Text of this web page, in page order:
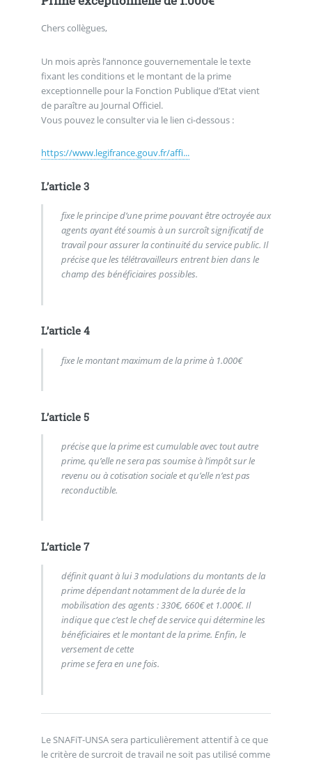
Chers collègues,
Un mois après l’annonce gouvernementale le texte
fixant les conditions et le montant de la prime
exceptionnelle pour la Fonction Publique d’Etat vient
de paraître au Journal Officiel.
Vous pouvez le consulter via le lien ci-dessous :
https://www.legifrance.gouv.fr/affi...
L’article 3
fixe le principe d’une prime pouvant être octroyée aux
agents ayant été soumis à un surcroît significatif de
travail pour assurer la continuité du service public. Il
précise que les télétravailleurs entrent bien dans le
champ des bénéficiaires possibles.
L’article 4
fixe le montant maximum de la prime à 1.000€
L’article 5
précise que la prime est cumulable avec tout autre
prime, qu’elle ne sera pas soumise à l’impôt sur le
revenu ou à cotisation sociale et qu’elle n’est pas
reconductible.
L’article 7
définit quant à lui 3 modulations du montants de la
prime dépendant notamment de la durée de la
mobilisation des agents : 330€, 660€ et 1.000€. Il
indique que c’est le chef de service qui détermine les
bénéficiaires et le montant de la prime. Enfin, le
versement de cette
prime se fera en une fois.
Le SNAFiT-UNSA sera particulièrement attentif à ce que
le critère de surcroit de travail ne soit pas utilisé comme